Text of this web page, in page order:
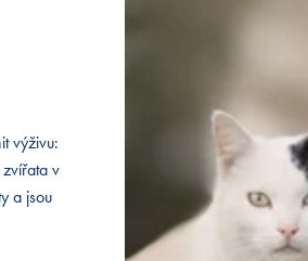
výživu:
v
a jsou
výživu:
v
a jsou